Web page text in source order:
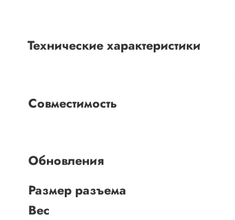
Технические характеристики
Совместимость
Обновления
Размер разъема
Вес